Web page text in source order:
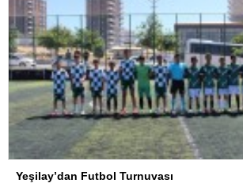
Yeşilay’dan Futbol Turnuvası